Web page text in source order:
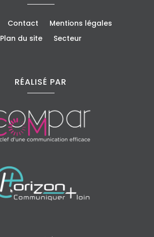
Contact
Mentions légales
Plan du site
Secteur
RÉALISÉ PAR